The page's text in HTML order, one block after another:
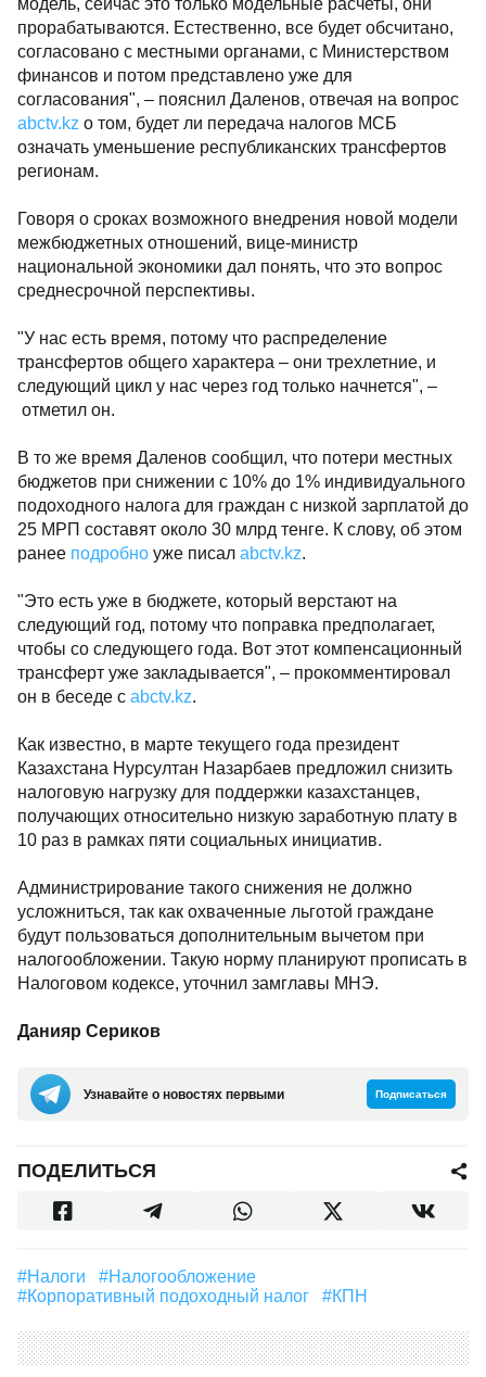
модель, сейчас это только модельные расчеты, они
прорабатываются. Естественно, все будет обсчитано,
согласовано с местными органами, с Министерством
финансов и потом представлено уже для
согласования", – пояснил Даленов, отвечая на вопрос
abctv.kz о том, будет ли передача налогов МСБ
означать уменьшение республиканских трансфертов
регионам.
Говоря о сроках возможного внедрения новой модели
межбюджетных отношений, вице-министр
национальной экономики дал понять, что это вопрос
среднесрочной перспективы.
"У нас есть время, потому что распределение
трансфертов общего характера – они трехлетние, и
следующий цикл у нас через год только начнется", –
отметил он.
В то же время Даленов сообщил, что потери местных
бюджетов при снижении с 10% до 1% индивидуального
подоходного налога для граждан с низкой зарплатой до
25 МРП составят около 30 млрд тенге. К слову, об этом
ранее подробно уже писал abctv.kz.
"Это есть уже в бюджете, который верстают на
следующий год, потому что поправка предполагает,
чтобы со следующего года. Вот этот компенсационный
трансферт уже закладывается", – прокомментировал
он в беседе с abctv.kz.
Как известно, в марте текущего года президент
Казахстана Нурсултан Назарбаев предложил снизить
налоговую нагрузку для поддержки казахстанцев,
получающих относительно низкую заработную плату в
10 раз в рамках пяти социальных инициатив.
Администрирование такого снижения не должно
усложниться, так как охваченные льготой граждане
будут пользоваться дополнительным вычетом при
налогообложении. Такую норму планируют прописать в
Налоговом кодексе, уточнил замглавы МНЭ.
Данияр Сериков
Узнавайте о новостях первыми Подписаться
ПОДЕЛИТЬСЯ
#налоги
#Налогообложение
#корпоративный подоходный налог
#КПН